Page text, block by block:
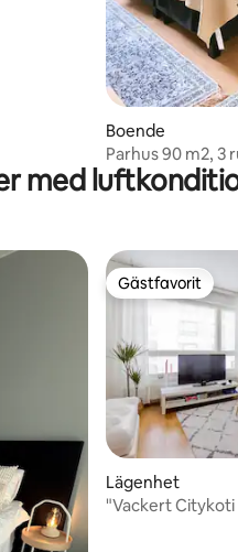
Boende
Parhus 90 m2, 3
med
Gästfavorit
Gästfavorit
Lägenhet
"Vackert